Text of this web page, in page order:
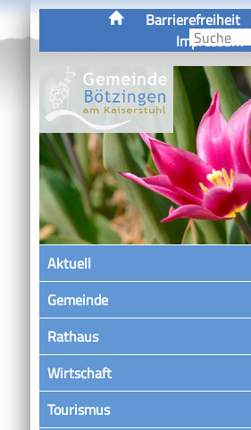
Barrierefreiheit
Impressum
Aktuell
Gemeinde
Rathaus
Wirtschaft
Tourismus